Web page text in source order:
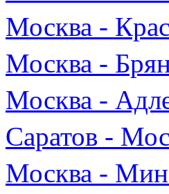
Москва -
Москва -
Москва -
Саратов -
Москва -